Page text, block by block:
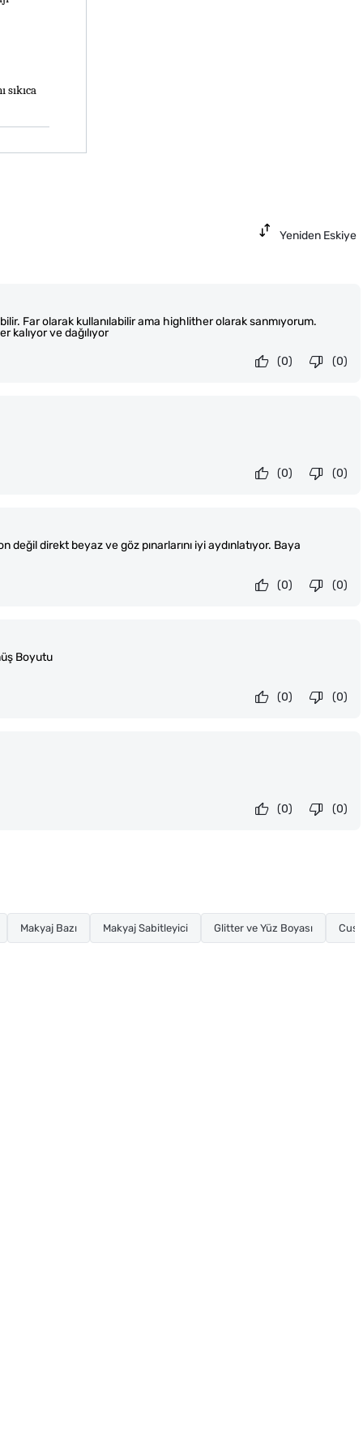
Yeniden Eskiye
Far olarak kullanılabilir ama highlither olarak sanmıyorum.
kalıyor ve dağılıyor
(0)
(0)
(0)
(0)
değil direkt beyaz ve göz pınarlarını iyi aydınlatıyor. Baya
(0)
(0)
Boyutu
(0)
(0)
(0)
(0)
Makyaj Bazı Makyaj Sabitleyici Glitter ve Yüz Boyası